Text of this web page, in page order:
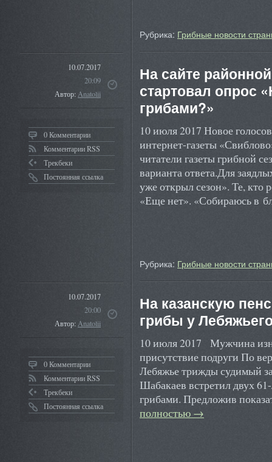
Рубрика: Грибные новости
10.07.2017
20:09
Автор:Anatolii
0 Комментарии
Комментарии RSS
Трекбеки
Постоянная ссылка
На сайте
стартовал опрос
грибами?»
10 июля 2017 Новое
интернет-газеты
читатели газеты грибной
варианта ответа.Для
уже открыл сезон». Те, кто
«Еще нет». «Собираюсь в
Рубрика: Грибные новости
10.07.2017
20:00
Автор:Anatolii
0 Комментарии
Комментарии RSS
Трекбеки
Постоянная ссылка
На казанскую
грибы у
10 июля 2017 Мужчина
присутствие подруги По
Лебяжье трижды судимый
Шабакаев встретил двух
грибами. Предложив
полностью →